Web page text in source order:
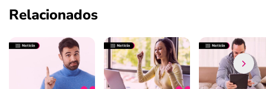
Relacionados